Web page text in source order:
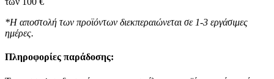
*Η αποστολή των προϊόντων διεκπεραιώνεται σε 1-3 εργάσιμες
ημέρες.
Πληροφορίες παράδοσης: